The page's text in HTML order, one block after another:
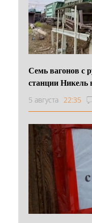
Семь вагонов с
станции Никель
5 августа 22:35